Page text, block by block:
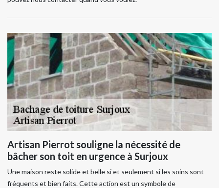
Artisan Pierrot souligne la nécessité de
bâcher son toit en urgence à Surjoux
Une maison reste solide et belle si et seulement si les soins sont
fréquents et bien faits. Cette action est un symbole de